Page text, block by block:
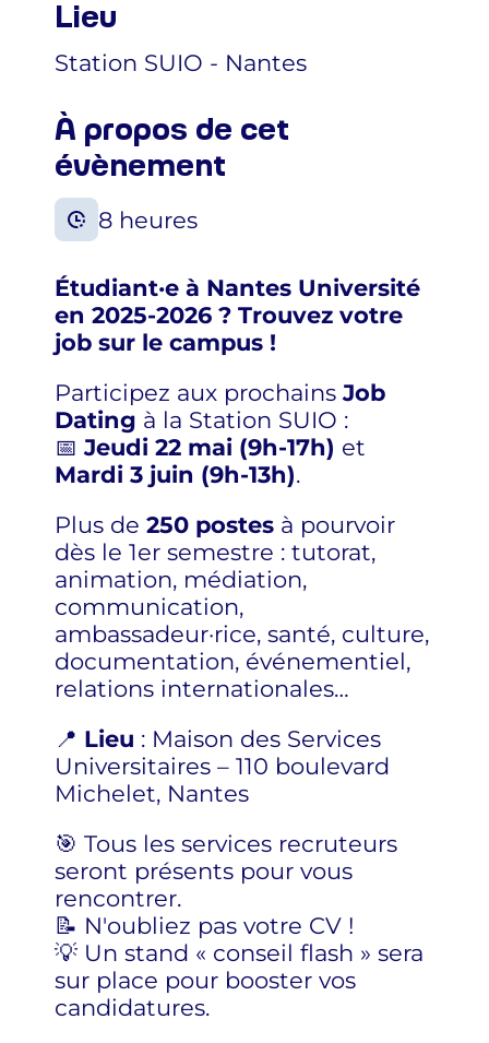
Lieu
Station SUIO - Nantes
À propos de cet
évènement
8 heures
Étudiant·e à Nantes Université
en 2025-2026 ? Trouvez votre
job sur le campus !
Participez aux prochains Job
Dating à la Station SUIO :
📅 Jeudi 22 mai (9h-17h) et
Mardi 3 juin (9h-13h).
Plus de 250 postes à pourvoir
dès le 1er semestre : tutorat,
animation, médiation,
communication,
ambassadeur·rice, santé, culture,
documentation, événementiel,
relations internationales…
📍 Lieu : Maison des Services
Universitaires – 110 boulevard
Michelet, Nantes
🎯 Tous les services recruteurs
seront présents pour vous
rencontrer.
📝 N'oubliez pas votre CV !
💡 Un stand « conseil flash » sera
sur place pour booster vos
candidatures.